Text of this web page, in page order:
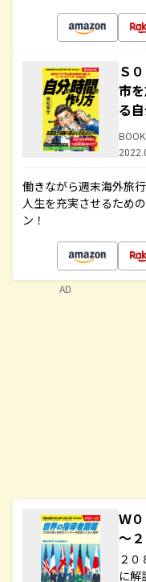
Ｓ
市
る
働きながら週末海外旅
人生を充実させるため
ン！
Ｗ
～
２
に解
AD